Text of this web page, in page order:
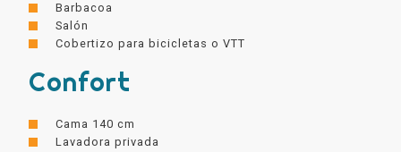
Barbacoa
Salón
Cobertizo para bicicletas o VTT
Confort
Cama 140 cm
Lavadora privada